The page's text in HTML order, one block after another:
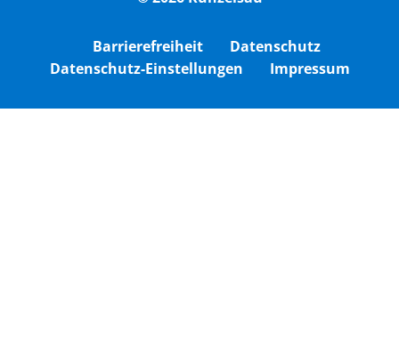
Barrierefreiheit
Datenschutz
Datenschutz-Einstellungen
Impressum